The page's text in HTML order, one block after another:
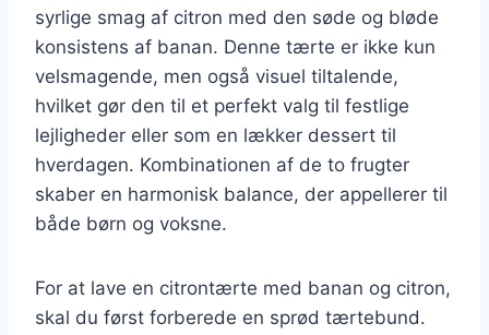
syrlige smag af citron med den søde og bløde
konsistens af banan. Denne tærte er ikke kun
velsmagende, men også visuel tiltalende,
hvilket gør den til et perfekt valg til festlige
lejligheder eller som en lækker dessert til
hverdagen. Kombinationen af de to frugter
skaber en harmonisk balance, der appellerer til
både børn og voksne.
For at lave en citrontærte med banan og citron,
skal du først forberede en sprød tærtebund.